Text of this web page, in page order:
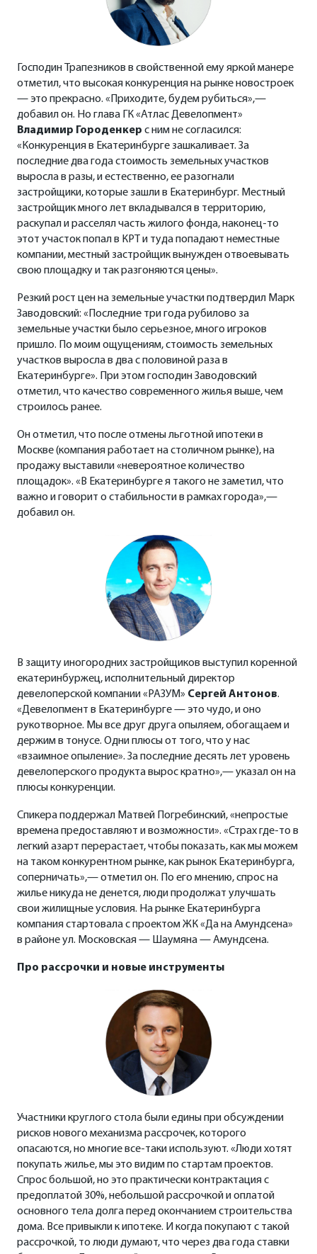
Господин Трапезников в свойственной ему яркой манере
отметил, что высокая конкуренция на рынке новостроек
— это прекрасно. «Приходите, будем рубиться»,—
добавил он. Но глава ГК «Атлас Девелопмент»
Владимир Городенкер с ним не согласился:
«Конкуренция в Екатеринбурге зашкаливает. За
последние два года стоимость земельных участков
выросла в разы, и естественно, ее разогнали
застройщики, которые зашли в Екатеринбург. Местный
застройщик много лет вкладывался в территорию,
раскупал и расселял часть жилого фонда, наконец-то
этот участок попал в КРТ и туда попадают неместные
компании, местный застройщик вынужден отвоевывать
свою площадку и так разгоняются цены».
Резкий рост цен на земельные участки подтвердил Марк
Заводовский: «Последние три года рубилово за
земельные участки было серьезное, много игроков
пришло. По моим ощущениям, стоимость земельных
участков выросла в два с половиной раза в
Екатеринбурге». При этом господин Заводовский
отметил, что качество современного жилья выше, чем
строилось ранее.
Он отметил, что после отмены льготной ипотеки в
Москве (компания работает на столичном рынке), на
продажу выставили «невероятное количество
площадок». «В Екатеринбурге я такого не заметил, что
важно и говорит о стабильности в рамках города»,—
добавил он.
В защиту иногородних застройщиков выступил коренной
екатеринбуржец, исполнительный директор
девелоперской компании «РАЗУМ» Сергей Антонов.
«Девелопмент в Екатеринбурге — это чудо, и оно
рукотворное. Мы все друг друга опыляем, обогащаем и
держим в тонусе. Одни плюсы от того, что у нас
«взаимное опыление». За последние десять лет уровень
девелоперского продукта вырос кратно»,— указал он на
плюсы конкуренции.
Спикера поддержал Матвей Погребинский, «непростые
времена предоставляют и возможности». «Страх где-то в
легкий азарт перерастает, чтобы показать, как мы можем
на таком конкурентном рынке, как рынок Екатеринбурга,
соперничать»,— отметил он. По его мнению, спрос на
жилье никуда не денется, люди продолжат улучшать
свои жилищные условия. На рынке Екатеринбурга
компания стартовала с проектом ЖК «Да на Амундсена»
в районе ул. Московская — Шаумяна — Амундсена.
Про рассрочки и новые инструменты
Участники круглого стола были едины при обсуждении
рисков нового механизма рассрочек, которого
опасаются, но многие все-таки используют. «Люди хотят
покупать жилье, мы это видим по стартам проектов.
Спрос большой, но это практически контрактация с
предоплатой 30%, небольшой рассрочкой и оплатой
основного тела долга перед окончанием строительства
дома. Все привыкли к ипотеке. И когда покупают с такой
рассрочкой, то люди думают, что через два года ставки